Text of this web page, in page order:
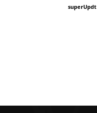
superUpdt